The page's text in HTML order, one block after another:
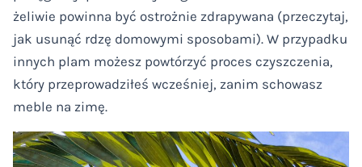
żeliwie powinna być ostrożnie zdrapywana (przeczytaj,
jak usunąć rdzę domowymi sposobami). W przypadku
innych plam możesz powtórzyć proces czyszczenia,
który przeprowadziłeś wcześniej, zanim schowasz
meble na zimę.